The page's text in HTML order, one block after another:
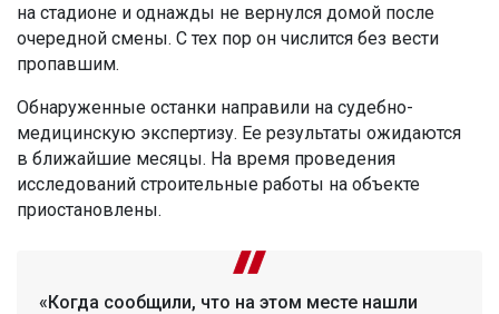
на стадионе и однажды не вернулся домой после
очередной смены. С тех пор он числится без вести
пропавшим.
Обнаруженные останки направили на судебно-
медицинскую экспертизу. Ее результаты ожидаются
в ближайшие месяцы. На время проведения
исследований строительные работы на объекте
приостановлены.
«Когда сообщили, что на этом месте нашли